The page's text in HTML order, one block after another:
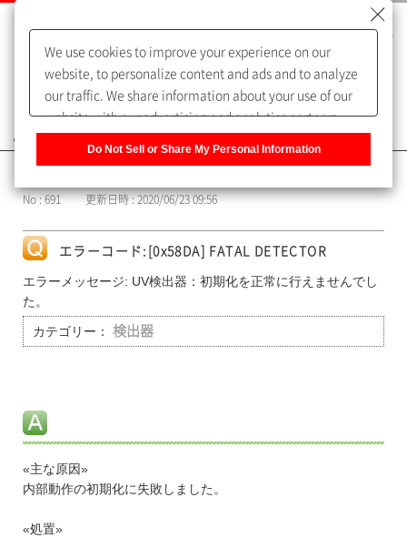
よくあるご質問（FAQ）
No : 691 更新日時 : 2020/06/23 09:56
エラーコード:[0x58DA] FATAL DETECTOR
エラーメッセージ: UV検出器：初期化を正常に行えませんでし
た。
カテゴリー： 検出器
«主な原因»
内部動作の初期化に失敗しました。
«処置»
We use cookies to improve your experience on our
website, to personalize content and ads and to analyze
our traffic. We share information about your use of our
website with our advertising and analytics partners,
of our sharing information about you with our partners.
Information] to customize your cookie settings on our
Do Not Sell or Share My Personal Information